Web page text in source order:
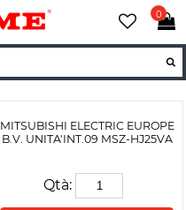
0
MITSUBISHI ELECTRIC EUROPE
B.V. UNITA'INT.09 MSZ-HJ25VA
Qtà: